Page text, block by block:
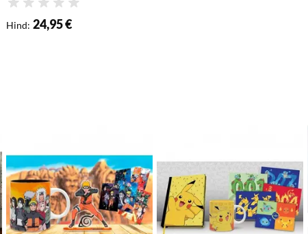
Hinnang
Hind: 24,95 €
Lisa ostukorvi Lisa ostukorvi